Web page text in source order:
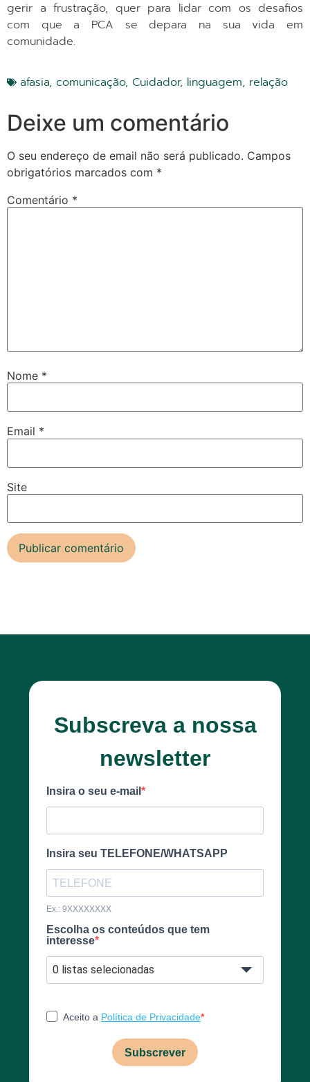
gerir a frustração, quer para lidar com os desafios
com que a PCA se depara na sua vida em
comunidade.
afasia, comunicação, Cuidador, linguagem, relação
Deixe um comentário
O seu endereço de email não será publicado. Campos
obrigatórios marcados com *
Comentário *
Nome *
Email *
Site
Subscreva a nossa
newsletter
Insira o seu e-mail
Insira seu TELEFONE/WHATSAPP
Ex.: 9XXXXXXXX
Escolha os conteúdos que tem
interesse
0 listas selecionadas
Aceito a Política de Privacidade
Subscrever